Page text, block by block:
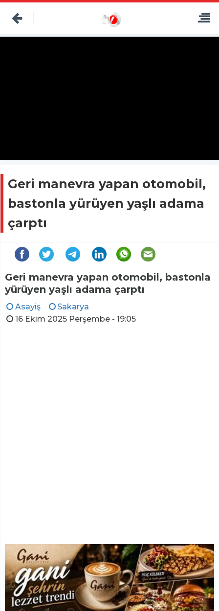
Geri manevra yapan otomobil,
bastonla yürüyen yaşlı adama
çarptı
Geri manevra yapan otomobil, bastonla
yürüyen yaşlı adama çarptı
Asayiş
Sakarya
16 Ekim 2025 Perşembe - 19:05